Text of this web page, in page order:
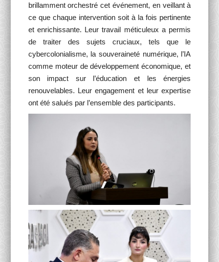
brillamment orchestré cet événement, en veillant à
ce que chaque intervention soit à la fois pertinente
et enrichissante. Leur travail méticuleux a permis
de traiter des sujets cruciaux, tels que le
cybercolonialisme, la souveraineté numérique, l’IA
comme moteur de développement économique, et
son impact sur l’éducation et les énergies
renouvelables. Leur engagement et leur expertise
ont été salués par l’ensemble des participants.